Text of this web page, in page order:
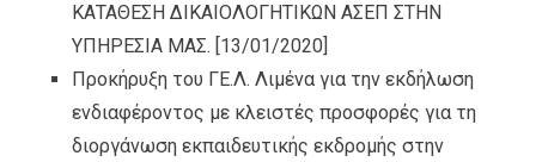
ΚΑΤΑΘΕΣΗ ΔΙΚΑΙΟΛΟΓΗΤΙΚΩΝ ΑΣΕΠ ΣΤΗΝ
ΥΠΗΡΕΣΙΑ ΜΑΣ. [13/01/2020]
Προκήρυξη του ΓΕ.Λ. Λιμένα για την εκδήλωση
ενδιαφέροντος με κλειστές προσφορές για τη
διοργάνωση εκπαιδευτικής εκδρομής στην